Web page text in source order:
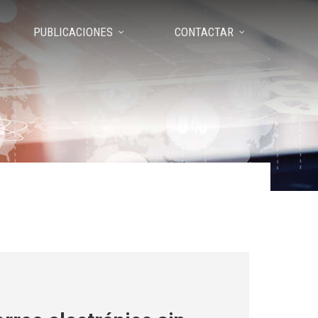
PUBLICACIONES CONTACTAR